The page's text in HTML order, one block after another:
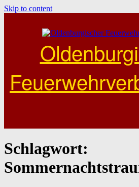
Skip to content
Schlagwort: